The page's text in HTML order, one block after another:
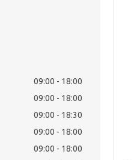
09:00
18:00
09:00
18:00
09:00
18:30
09:00
18:00
09:00
18:00